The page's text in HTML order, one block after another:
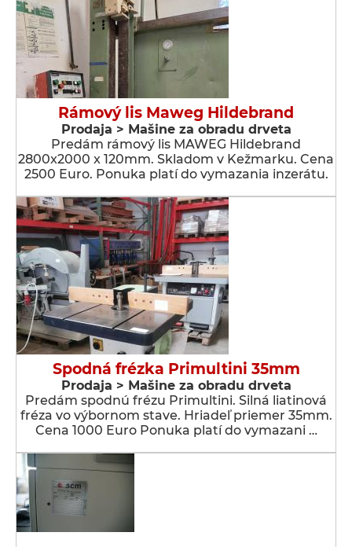
Rámový lis Maweg Hildebrand
Prodaja > Мašine za obradu drveta
Predám rámový lis MAWEG Hildebrand
2800x2000 x 120mm. Skladom v Kežmarku. Cena
2500 Euro. Ponuka platí do vymazania inzerátu.
Spodná frézka Primultini 35mm
Prodaja > Мašine za obradu drveta
Predám spodnú frézu Primultini. Silná liatinová
fréza vo výbornom stave. Hriadeľ priemer 35mm.
Cena 1000 Euro Ponuka platí do vymazani …